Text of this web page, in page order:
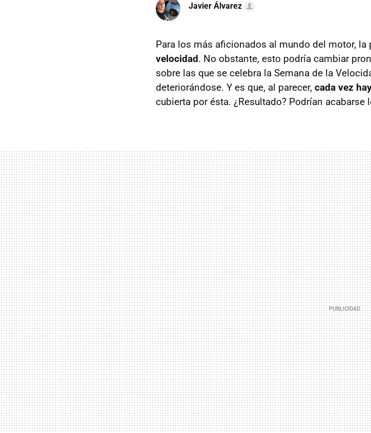
Javier Álvarez
Para los más aficionados al mundo del motor, la
velocidad. No obstante, esto podría cambiar
sobre las que se celebra la Semana de la
deteriorándose. Y es que, al parecer, cada vez
cubierta por ésta. ¿Resultado? Podrían acabarse